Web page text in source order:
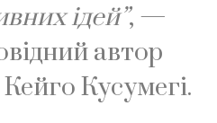
ідей”, —
автор
Кусумегі.